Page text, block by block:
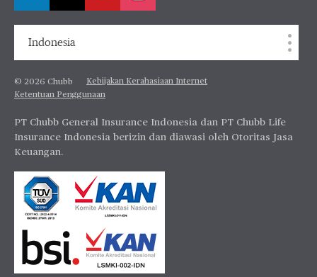
Indonesia
© 2026 Chubb
Kebijakan Kerahasiaan Internet
Ketentuan Penggunaan
PT Chubb General Insurance Indonesia dan PT Chubb Life
Insurance Indonesia berizin dan diawasi oleh Otoritas Jasa
Keuangan.